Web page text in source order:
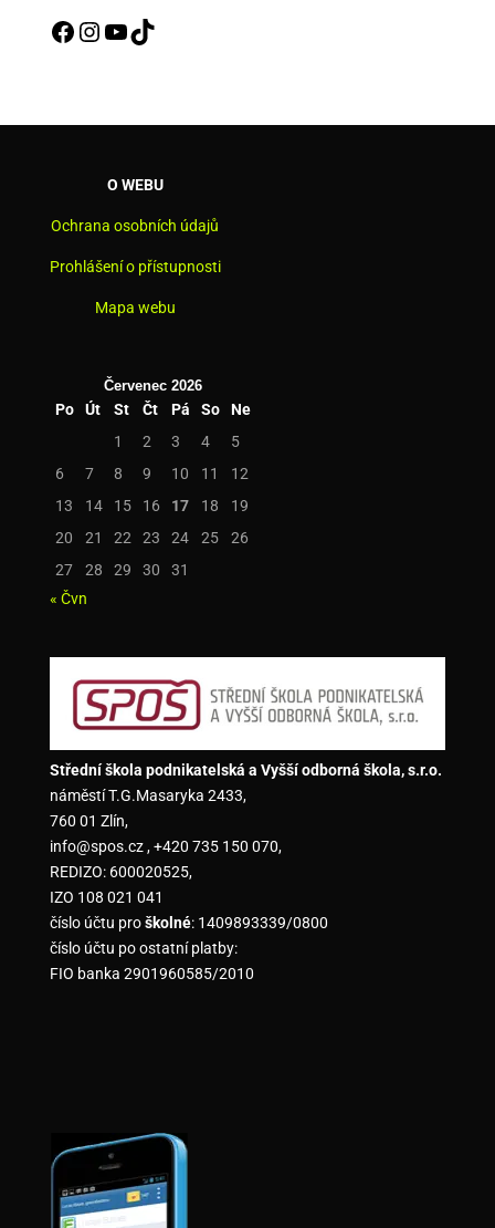
Facebook
Instagram
YouTube
TikTok
O WEBU
Ochrana osobních údajů
Prohlášení o přístupnosti
Mapa webu
Červenec 2026
Po Út St Čt Pá So
Ne
1
2 3 4
5
6
7 8 9 10 11
12
13
14 15 16 17 18
19
20
21 22 23 24 25
26
27
28 29 30
31
« Čvn
Střední škola podnikatelská a Vyšší odborná škola, s.r.o.
náměstí T.G.Masaryka 2433,
760 01 Zlín,
info@spos.cz , +420 735 150 070,
REDIZO: 600020525,
IZO 108 021 041
číslo účtu proškolné: 1409893339/0800
číslo účtu po ostatní platby:
FIO banka 2901960585/2010